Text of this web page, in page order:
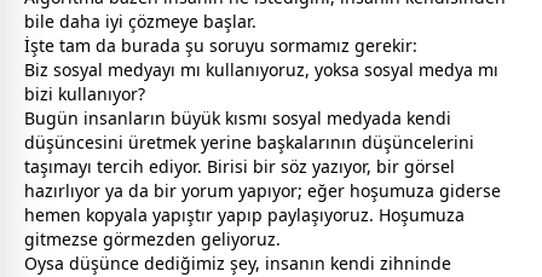
bile daha iyi çözmeye başlar.
İşte tam da burada şu soruyu sormamız gerekir:
Biz sosyal medyayı mı kullanıyoruz, yoksa sosyal medya mı
bizi kullanıyor?
Bugün insanların büyük kısmı sosyal medyada kendi
düşüncesini üretmek yerine başkalarının düşüncelerini
taşımayı tercih ediyor. Birisi bir söz yazıyor, bir görsel
hazırlıyor ya da bir yorum yapıyor; eğer hoşumuza giderse
hemen kopyala yapıştır yapıp paylaşıyoruz. Hoşumuza
gitmezse görmezden geliyoruz.
Oysa düşünce dediğimiz şey, insanın kendi zihninde